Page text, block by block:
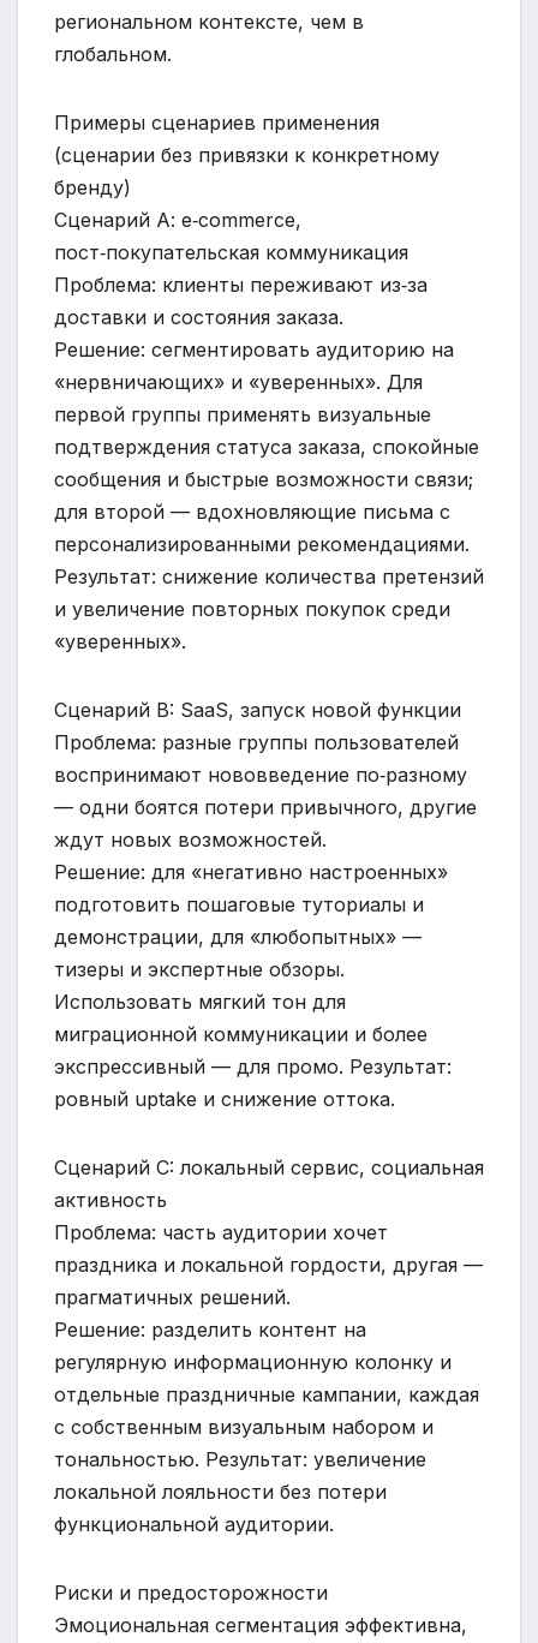
региональном контексте, чем в
глобальном.
Примеры сценариев применения
(сценарии без привязки к конкретному
бренду)
Сценарий A: e‑commerce,
пост‑покупательская коммуникация
Проблема: клиенты переживают из‑за
доставки и состояния заказа.
Решение: сегментировать аудиторию на
«нервничающих» и «уверенных». Для
первой группы применять визуальные
подтверждения статуса заказа, спокойные
сообщения и быстрые возможности связи;
для второй — вдохновляющие письма с
персонализированными рекомендациями.
Результат: снижение количества претензий
и увеличение повторных покупок среди
«уверенных».
Сценарий B: SaaS, запуск новой функции
Проблема: разные группы пользователей
воспринимают нововведение по‑разному
— одни боятся потери привычного, другие
ждут новых возможностей.
Решение: для «негативно настроенных»
подготовить пошаговые туториалы и
демонстрации, для «любопытных» —
тизеры и экспертные обзоры.
Использовать мягкий тон для
миграционной коммуникации и более
экспрессивный — для промо. Результат:
ровный uptake и снижение оттока.
Сценарий C: локальный сервис, социальная
активность
Проблема: часть аудитории хочет
праздника и локальной гордости, другая —
прагматичных решений.
Решение: разделить контент на
регулярную информационную колонку и
отдельные праздничные кампании, каждая
с собственным визуальным набором и
тональностью. Результат: увеличение
локальной лояльности без потери
функциональной аудитории.
Риски и предосторожности
Эмоциональная сегментация эффективна,